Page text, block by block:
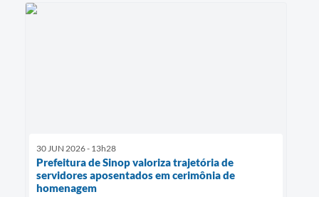
30 JUN 2026 - 13h28
Prefeitura de Sinop valoriza trajetória de
servidores aposentados em cerimônia de
homenagem